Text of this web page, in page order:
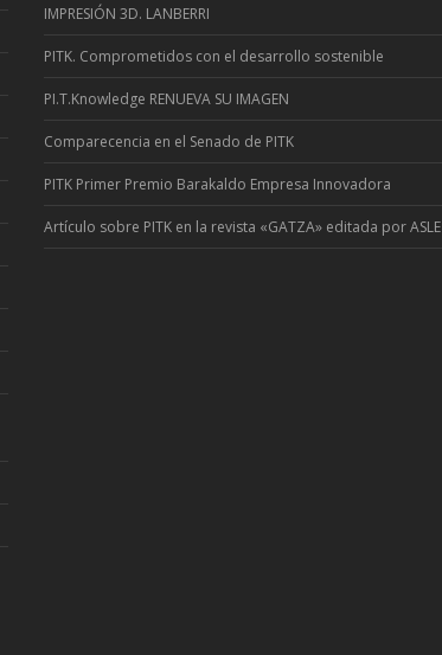
IMPRESIÓN 3D. LANBERRI
PITK. Comprometidos con el desarrollo sostenible
PI.T.Knowledge RENUEVA SU IMAGEN
Comparecencia en el Senado de PITK
PITK Primer Premio Barakaldo Empresa Innovadora
Artí­culo sobre PITK en la revista «GATZA» editada por ASLE